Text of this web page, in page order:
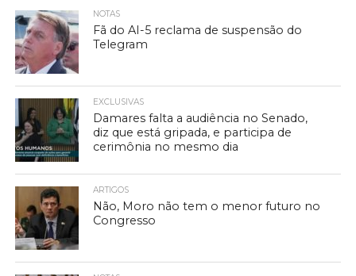
NOTAS
Fã do AI-5 reclama de suspensão do
Telegram
EXCLUSIVAS
Damares falta a audiência no Senado,
diz que está gripada, e participa de
cerimônia no mesmo dia
ARTIGOS
Não, Moro não tem o menor futuro no
Congresso